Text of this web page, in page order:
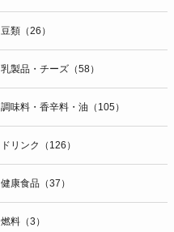
豆類（26）
乳製品・チーズ（58）
調味料・香辛料・油（105）
ドリンク（126）
健康食品（37）
燃料（3）